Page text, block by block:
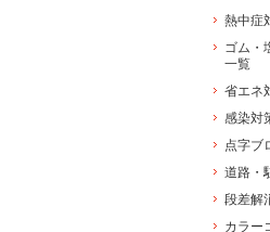
熱中症
ゴム・
一覧
省エネ
感染対
点字ブ
道路・
段差解
カラー